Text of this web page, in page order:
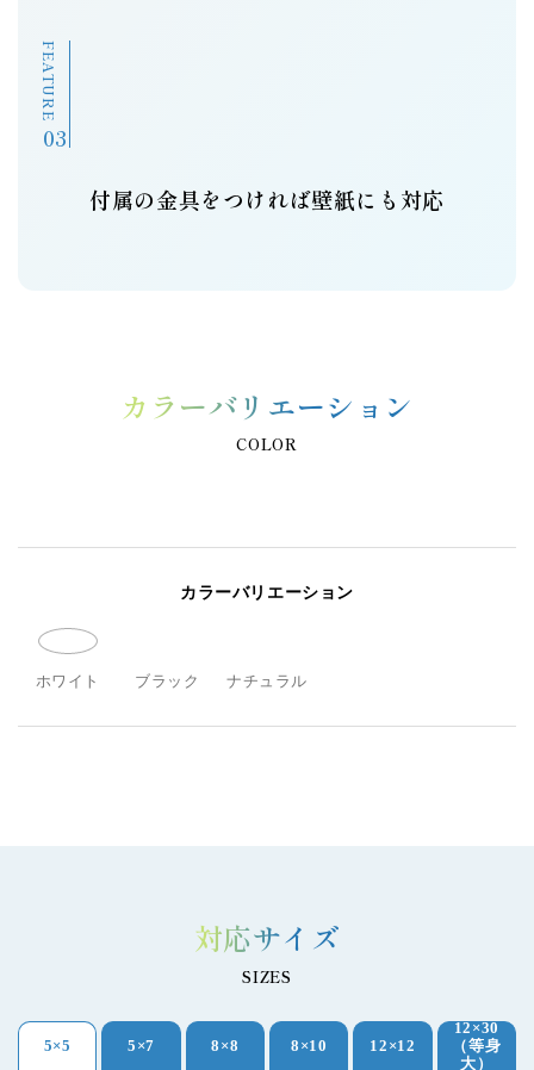
FEATURE
付属の金具をつければ壁紙にも対応
カラーバリエーション
COLOR
カラーバリエーション
ホワイト ブラック ナチュラル
対応サイズ
SIZES
5×5 5×7 8×8 8×10 12×12
12×30
（等身
大）